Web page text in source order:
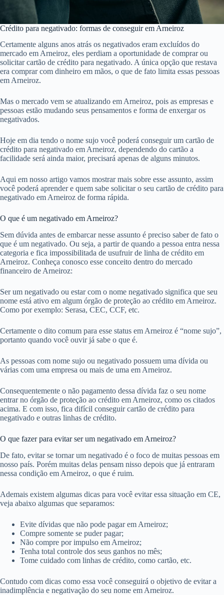
Crédito para negativado: formas de conseguir em Arneiroz
Certamente alguns anos atrás os negativados eram excluídos do
mercado em Arneiroz, eles perdiam a oportunidade de comprar ou
solicitar cartão de crédito para negativado. A única opção que restava
era comprar com dinheiro em mãos, o que de fato limita essas pessoas
em Arneiroz.
Mas o mercado vem se atualizando em Arneiroz, pois as empresas e
pessoas estão mudando seus pensamentos e forma de enxergar os
negativados.
Hoje em dia tendo o nome sujo você poderá conseguir um cartão de
crédito para negativado em Arneiroz, dependendo do cartão a
facilidade será ainda maior, precisará apenas de alguns minutos.
Aqui em nosso artigo vamos mostrar mais sobre esse assunto, assim
você poderá aprender e quem sabe solicitar o seu cartão de crédito para
negativado em Arneiroz de forma rápida.
O que é um negativado em Arneiroz?
Sem dúvida antes de embarcar nesse assunto é preciso saber de fato o
que é um negativado. Ou seja, a partir de quando a pessoa entra nessa
categoria e fica impossibilitada de usufruir de linha de crédito em
Arneiroz. Conheça conosco esse conceito dentro do mercado
financeiro de Arneiroz:
Ser um negativado ou estar com o nome negativado significa que seu
nome está ativo em algum órgão de proteção ao crédito em Arneiroz.
Como por exemplo: Serasa, CEC, CCF, etc.
Certamente o dito comum para esse status em Arneiroz é “nome sujo”,
portanto quando você ouvir já sabe o que é.
As pessoas com nome sujo ou negativado possuem uma dívida ou
várias com uma empresa ou mais de uma em Arneiroz.
Consequentemente o não pagamento dessa dívida faz o seu nome
entrar no órgão de proteção ao crédito em Arneiroz, como os citados
acima. E com isso, fica difícil conseguir cartão de crédito para
negativado e outras linhas de crédito.
O que fazer para evitar ser um negativado em Arneiroz?
De fato, evitar se tornar um negativado é o foco de muitas pessoas em
nosso país. Porém muitas delas pensam nisso depois que já entraram
nessa condição em Arneiroz, o que é ruim.
Ademais existem algumas dicas para você evitar essa situação em CE,
veja abaixo algumas que separamos:
Evite dívidas que não pode pagar em Arneiroz;
Compre somente se puder pagar;
Não compre por impulso em Arneiroz;
Tenha total controle dos seus ganhos no mês;
Tome cuidado com linhas de crédito, como cartão, etc.
Contudo com dicas como essa você conseguirá o objetivo de evitar a
inadimplência e negativação do seu nome em Arneiroz.